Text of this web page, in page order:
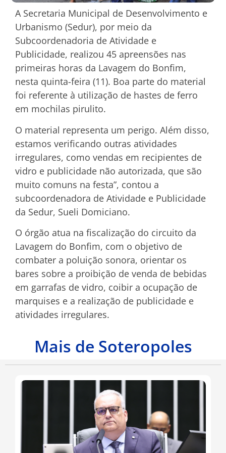
A Secretaria Municipal de Desenvolvimento e
Urbanismo (Sedur), por meio da
Subcoordenadoria de Atividade e
Publicidade, realizou 45 apreensões nas
primeiras horas da Lavagem do Bonfim,
nesta quinta-feira (11). Boa parte do material
foi referente à utilização de hastes de ferro
em mochilas pirulito.
O material representa um perigo. Além disso,
estamos verificando outras atividades
irregulares, como vendas em recipientes de
vidro e publicidade não autorizada, que são
muito comuns na festa”, contou a
subcoordenadora de Atividade e Publicidade
da Sedur, Sueli Domiciano.
O órgão atua na fiscalização do circuito da
Lavagem do Bonfim, com o objetivo de
combater a poluição sonora, orientar os
bares sobre a proibição de venda de bebidas
em garrafas de vidro, coibir a ocupação de
marquises e a realização de publicidade e
atividades irregulares.
Mais de Soteropoles